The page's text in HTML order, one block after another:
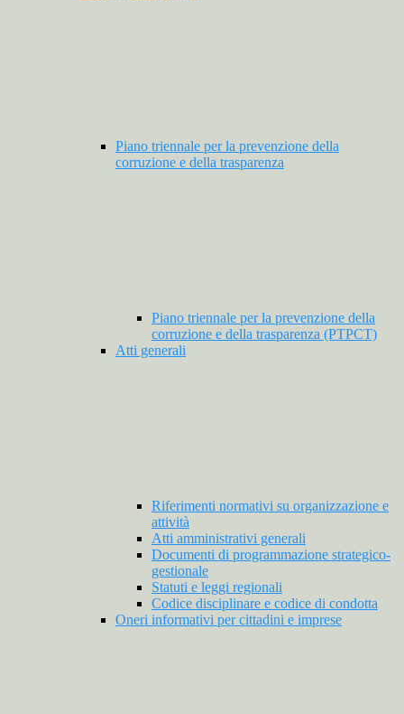
Piano triennale per la prevenzione della
corruzione e della trasparenza
Piano triennale per la prevenzione della
corruzione e della trasparenza (PTPCT)
Atti generali
Riferimenti normativi su organizzazione e
attività
Atti amministrativi generali
Documenti di programmazione strategico-
gestionale
Statuti e leggi regionali
Codice disciplinare e codice di condotta
Oneri informativi per cittadini e imprese